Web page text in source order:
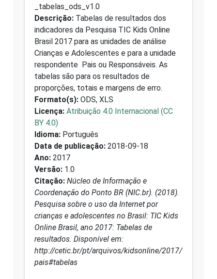
_tabelas_ods_v1.0
Descrição: Tabelas de resultados dos
indicadores da Pesquisa TIC Kids Online
Brasil 2017 para as unidades de análise
Crianças e Adolescentes e para a unidade
respondente Pais ou Responsáveis. As
tabelas são para os resultados de
proporções, totais e margens de erro.
Formato(s): ODS, XLS
Licença: Atribuição 4.0 Internacional (CC
BY 4.0)
Idioma: Português
Data de publicação: 2018-09-18
Ano: 2017
Versão: 1.0
Citação: Núcleo de Informação e
Coordenação do Ponto BR (NIC.br). (2018).
Pesquisa sobre o uso da Internet por
crianças e adolescentes no Brasil: TIC Kids
Online Brasil, ano 2017: Tabelas de
resultados. Disponível em:
http://cetic.br/pt/arquivos/kidsonline/2017/
pais#tabelas